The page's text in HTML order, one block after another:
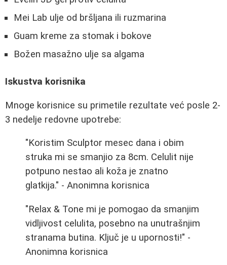
Mei Lab ulje od bršljana ili ruzmarina
Guam kreme za stomak i bokove
Božen masažno ulje sa algama
Iskustva korisnika
Mnoge korisnice su primetile rezultate već posle 2-
3 nedelje redovne upotrebe:
"Koristim Sculptor mesec dana i obim
struka mi se smanjio za 8cm. Celulit nije
potpuno nestao ali koža je znatno
glatkija." - Anonimna korisnica
"Relax & Tone mi je pomogao da smanjim
vidljivost celulita, posebno na unutrašnjim
stranama butina. Ključ je u upornosti!" -
Anonimna korisnica